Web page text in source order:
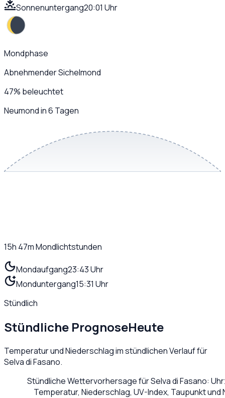
Sonnenuntergang20:01 Uhr
Mondphase
Abnehmender Sichelmond
47% beleuchtet
Neumond in 6 Tagen
15h 47mMondlichtstunden
Mondaufgang23:43 Uhr
Monduntergang15:31 Uhr
Stündlich
Stündliche PrognoseHeute
Temperatur und Niederschlag im stündlichen Verlauf für
Selva di Fasano.
Stündliche Wettervorhersage fürSelva di Fasano:
Temperatur, Niederschlag, UV-Index, Taupunkt und